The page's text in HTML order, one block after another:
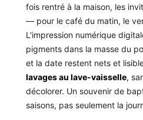
fois rentré à la maison, les
— pour le café du matin, le
L'impression numérique
pigments dans la masse du
et la date restent nets et
lavages au lave-vaisselle,
décolorer. Un souvenir de
saisons, pas seulement la